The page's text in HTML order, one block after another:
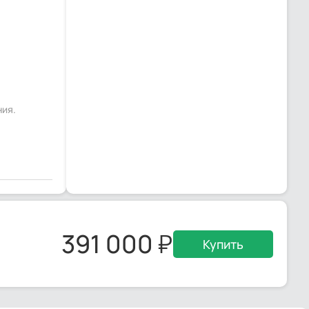
391 000 Купить